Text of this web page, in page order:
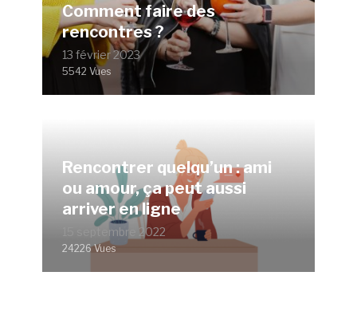
Comment faire des
rencontres ?
13 février 2023
5542 Vues
Rencontrer quelqu’un : ami
ou amour, ça peut aussi
arriver en ligne
15 septembre 2022
24226 Vues